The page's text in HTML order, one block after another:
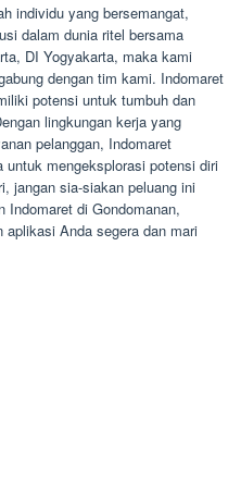
individu yang bersemangat,
dalam dunia ritel bersama
DI Yogyakarta, maka kami
dengan tim kami. Indomaret
potensi untuk tumbuh dan
lingkungan kerja yang
pelanggan, Indomaret
untuk mengeksplorasi potensi diri
jangan sia-siakan peluang ini
Indomaret di Gondomanan,
Anda segera dan mari